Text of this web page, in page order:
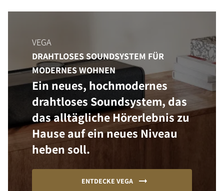
VEGA
DRAHTLOSES SOUNDSYSTEM FÜR
MODERNES WOHNEN
Ein neues, hochmodernes
drahtloses Soundsystem, das
das alltägliche Hörerlebnis zu
Hause auf ein neues Niveau
heben soll.
ENTDECKE VEGA